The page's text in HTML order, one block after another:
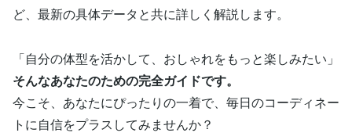
ど、最新の具体データと共に詳しく解説します。
「自分の体型を活かして、おしゃれをもっと楽しみたい」
そんなあなたのための完全ガイドです。
今こそ、あなたにぴったりの一着で、毎日のコーディネー
トに自信をプラスしてみませんか？